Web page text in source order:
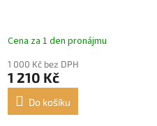
Cena za 1 den pronájmu
1 000 Kč bez DPH
1 210 Kč
Do košíku